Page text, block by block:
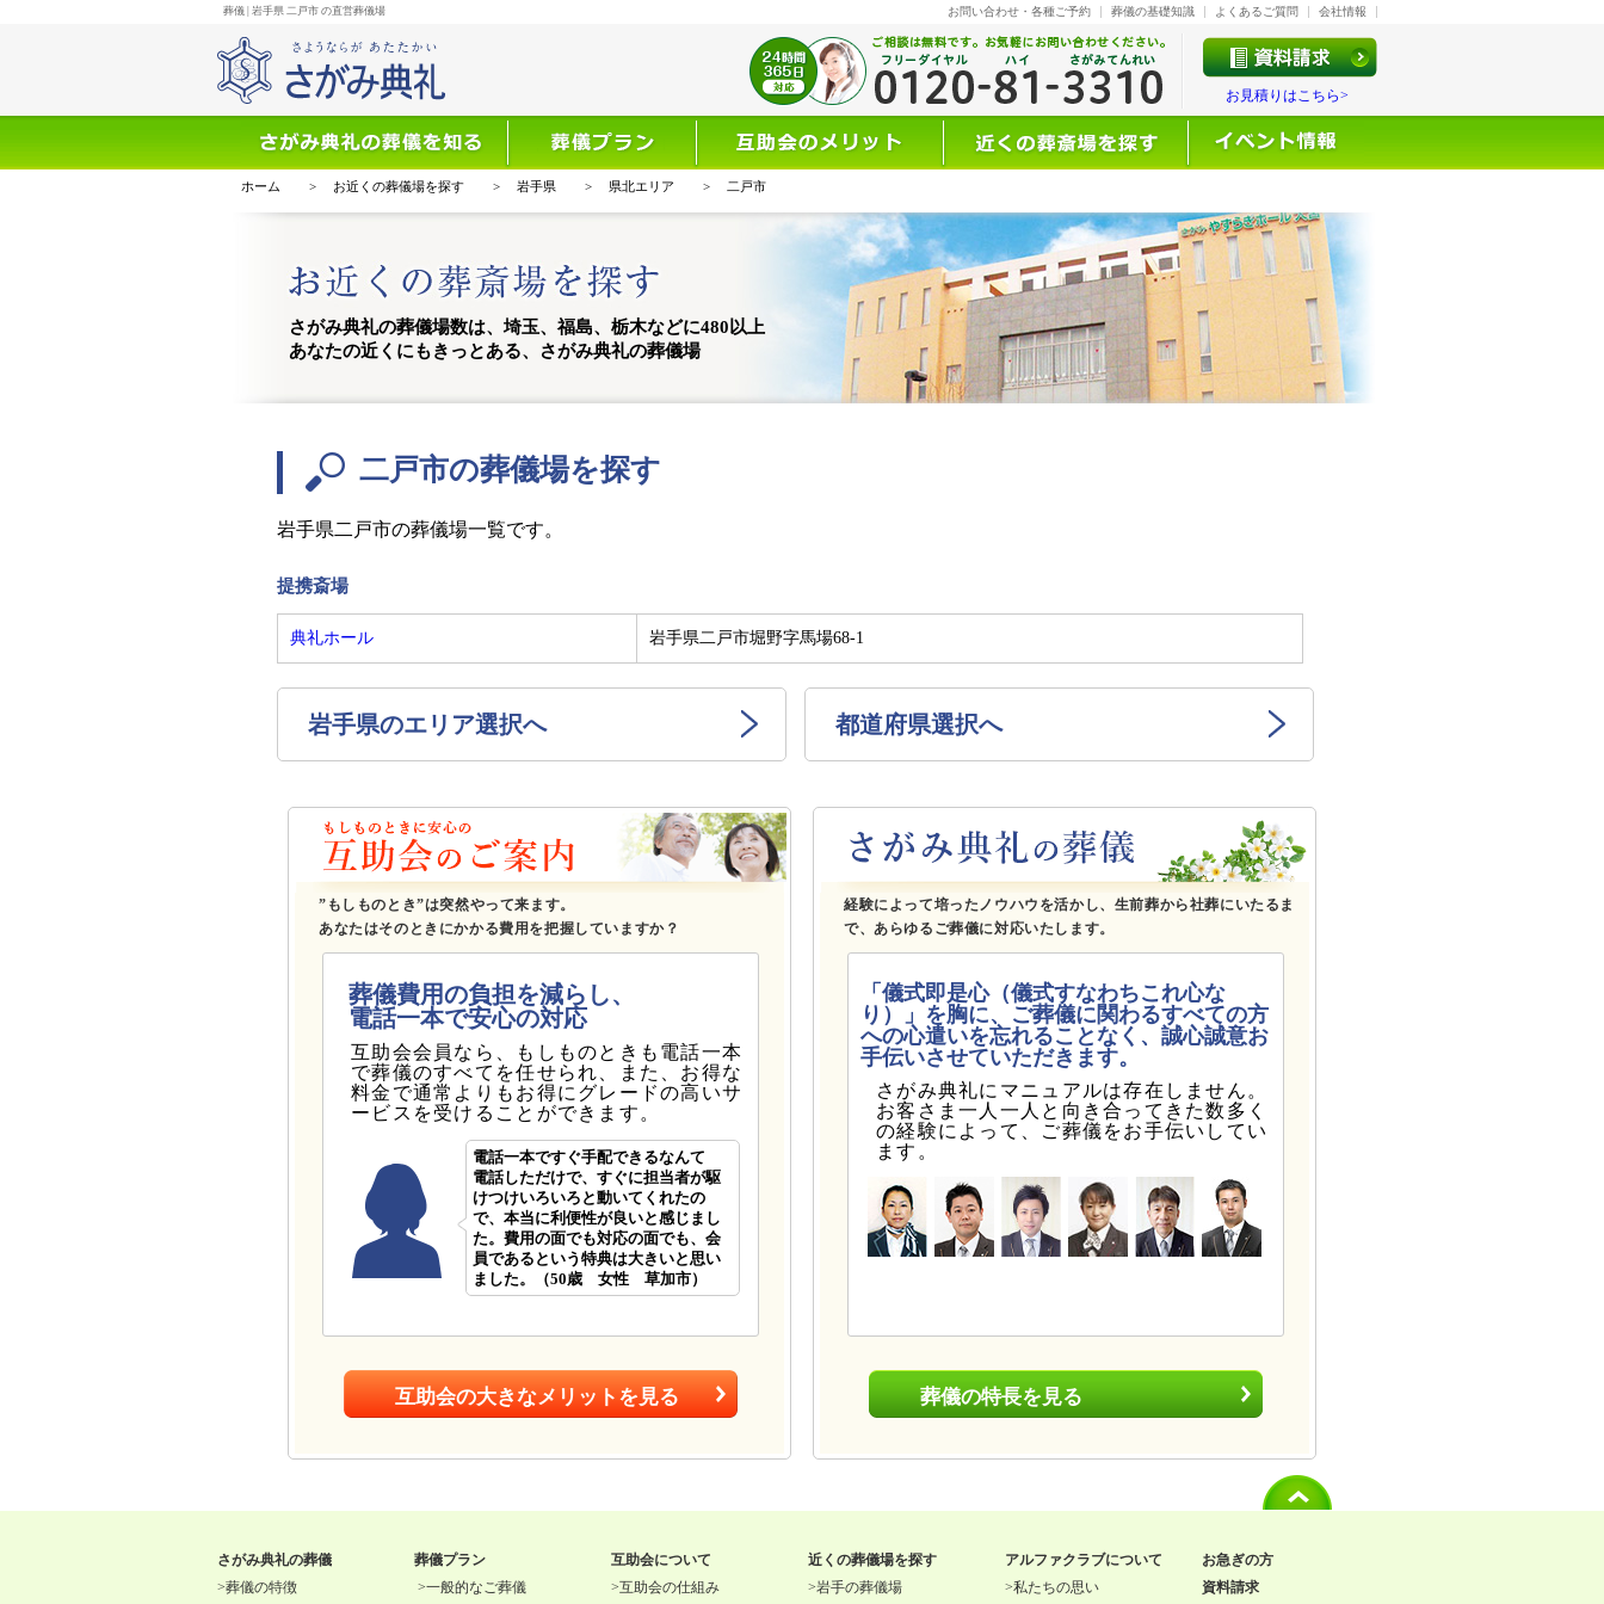
葬儀 | 岩手県 二戸市 の直営葬儀場 お問い合わせ・各種ご予約 葬儀の基礎知識 よくあるご質問 会社情報
お見積りはこちら>
ホーム > お近くの葬儀場を探す > 岩手県 > 県北エリア > 二戸市
さがみ典礼の葬儀場数は、埼玉、福島、栃木などに480以上
あなたの近くにもきっとある、さがみ典礼の葬儀場
二戸市の葬儀場を探す
岩手県二戸市の葬儀場一覧です。
提携斎場
典礼ホール 岩手県二戸市堀野字馬場68-1
岩手県のエリア選択へ 都道府県選択へ
もしもの時に困らないために・・ 互助会のご案内
”もしものとき”は突然やって来ます。
あなたはそのときにかかる費用を把握していますか？
葬儀費用の負担を減らし、
電話一本で安心の対応
互助会会員なら、もしものときも電話一本
で葬儀のすべてを任せられ、また、お得な
料金で通常よりもお得にグレードの高いサ
ービスを受けることができます。
電話一本ですぐ手配できるなんて
電話しただけで、すぐに担当者が駆
けつけいろいろと動いてくれたの
で、本当に利便性が良いと感じまし
た。費用の面でも対応の面でも、会
員であるという特典は大きいと思い
ました。（50歳 女性 草加市）
互助会の大きなメリットを見る
経験によって培ったノウハウを活かし、生前葬から社葬にいたるま
で、あらゆるご葬儀に対応いたします。
「儀式即是心（儀式すなわちこれ心な
り）」を胸に、ご葬儀に関わるすべての方
への心遣いを忘れることなく、誠心誠意お
手伝いさせていただきます。
さがみ典礼にマニュアルは存在しません。
お客さま一人一人と向き合ってきた数多く
の経験によって、ご葬儀をお手伝いしてい
ます。
葬儀の特長を見る
さがみ典礼の葬儀
>葬儀の特徴
葬儀プラン
>一般的なご葬儀
互助会について
>互助会の仕組み
近くの葬儀場を探す
>岩手の葬儀場
アルファクラブについて
>私たちの思い
お急ぎの方
資料請求